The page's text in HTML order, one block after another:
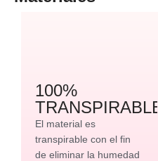
100%
TRANSPIRABLE
El material es
transpirable con el fin
de eliminar la humedad